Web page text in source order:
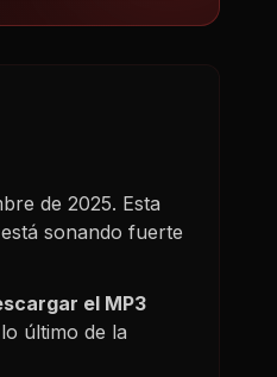
de 2025. Esta
sonando fuerte
el MP3
último de la